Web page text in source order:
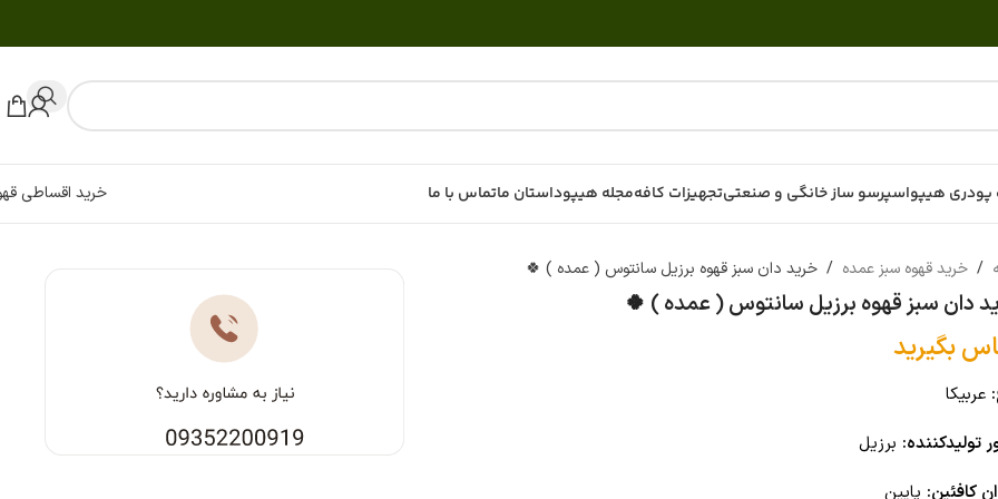
هیپواسپرسو ساز خانگی و صنعتیتجهیزات کافهمجله هیپوداستان ماتماس با ما خرید اقساطی
/ خرید قهوه سبز عمده / خرید دان سبز قهوه برزیل سانتوس ( عمده ) 🍀
دان سبز قهوه برزیل سانتوس ( عمده ) 🍀
بگیرید
عربیکا
تولیدکننده: برزیل
کافئین: پایین